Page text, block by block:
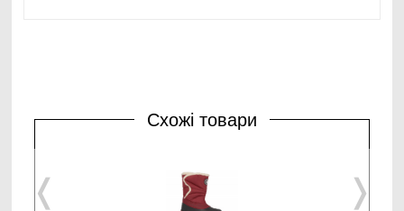
Схожі товари
❬ ❭